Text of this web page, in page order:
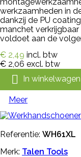
werkzaamheden in
dankzij de PU
manchet
voldoet aan de
€ 2,49 incl. btw
€ 2,06 excl. btw
 In winkelwagen
Meer
Referentie: WH61XL
Merk: Talen Tools